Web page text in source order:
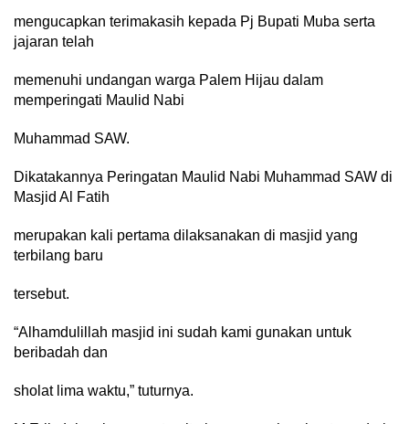
mengucapkan terimakasih kepada Pj Bupati Muba serta
jajaran telah
memenuhi undangan warga Palem Hijau dalam
memperingati Maulid Nabi
Muhammad SAW.
Dikatakannya Peringatan Maulid Nabi Muhammad SAW di
Masjid Al Fatih
merupakan kali pertama dilaksanakan di masjid yang
terbilang baru
tersebut.
“Alhamdulillah masjid ini sudah kami gunakan untuk
beribadah dan
sholat lima waktu,” tuturnya.